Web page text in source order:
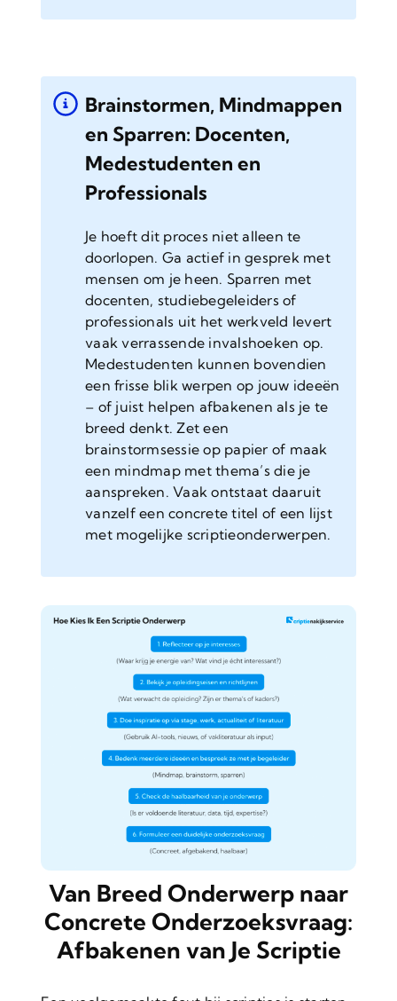
Brainstormen, Mindmappen
en Sparren: Docenten,
Medestudenten en
Professionals
Je hoeft dit proces niet alleen te
doorlopen. Ga actief in gesprek met
mensen om je heen. Sparren met
docenten, studiebegeleiders of
professionals uit het werkveld levert
vaak verrassende invalshoeken op.
Medestudenten kunnen bovendien
een frisse blik werpen op jouw ideeën
– of juist helpen afbakenen als je te
breed denkt. Zet een
brainstormsessie op papier of maak
een mindmap met thema’s die je
aanspreken. Vaak ontstaat daaruit
vanzelf een concrete titel of een lijst
met mogelijke scriptieonderwerpen.
Van Breed Onderwerp naar
Concrete Onderzoeksvraag:
Afbakenen van Je Scriptie